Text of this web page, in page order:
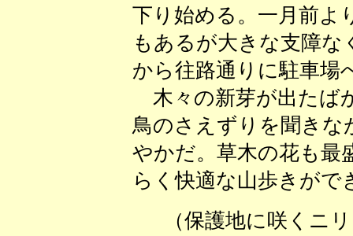
下り始める。一月前よ
もあるが大きな支障な
から往路通りに駐車場
木々の新芽が出たば
鳥のさえずりを聞きな
やかだ。草木の花も最
らく快適な山歩きがで
（保護地に咲くニ